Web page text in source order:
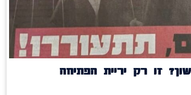
זו רק יריית הפתיחה